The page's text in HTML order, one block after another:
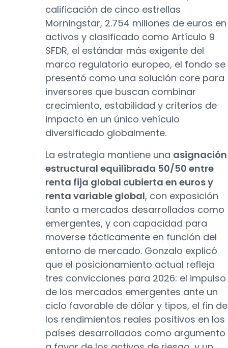
calificación de cinco estrellas
Morningstar, 2.754 millones de euros en
activos y clasificado como Artículo 9
SFDR, el estándar más exigente del
marco regulatorio europeo, el fondo se
presentó como una solución core para
inversores que buscan combinar
crecimiento, estabilidad y criterios de
impacto en un único vehículo
diversificado globalmente.
La estrategia mantiene una asignación
estructural equilibrada 50/50 entre
renta fija global cubierta en euros y
renta variable global, con exposición
tanto a mercados desarrollados como
emergentes, y con capacidad para
moverse tácticamente en función del
entorno de mercado. Gonzalo explicó
que el posicionamiento actual refleja
tres convicciones para 2026: el impulso
de los mercados emergentes ante un
ciclo favorable de dólar y tipos, el fin de
los rendimientos reales positivos en los
países desarrollados como argumento